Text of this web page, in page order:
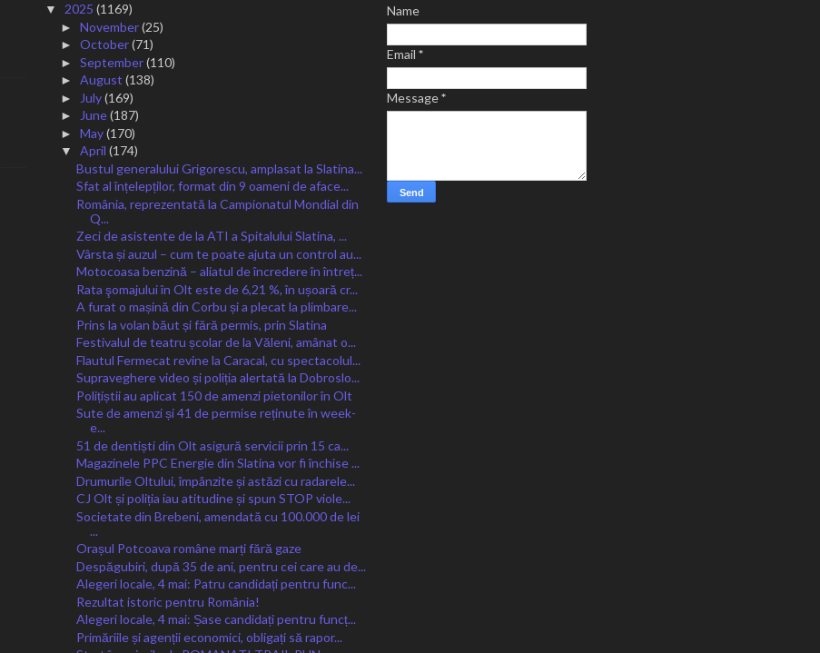
▼ 2025 (1169)
► November(25)
► October(71)
► September(110)
► August (138)
► July(169)
► June(187)
► May(170)
▼ April (174)
Bustul generalului Grigorescu, amplasat la Slatina...
Sfat al înțelepților, format din 9 oameni de aface...
România, reprezentată la Campionatul Mondial din
Q...
Zeci de asistente de la ATI a Spitalului Slatina, ...
Vârsta și auzul – cum te poate ajuta un control au...
Motocoasa benzină – aliatul de încredere în întreț...
Rata şomajului în Olt este de 6,21 %, în ușoară cr...
A furat o mașină din Corbu și a plecat la plimbare...
Prins la volan băut și fără permis, prin Slatina
Festivalul de teatru școlar de la Văleni, amânat o...
Flautul Fermecat revine la Caracal, cu spectacolul...
Supraveghere video și poliția alertată la Dobroslo...
Polițiștii au aplicat 150 de amenzi pietonilor în Olt
Sute de amenzi și 41 de permise reținute în week-
e...
51 de dentiști din Olt asigură servicii prin 15 ca...
Magazinele PPC Energie din Slatina vor fi închise ...
Drumurile Oltului, împânzite și astăzi cu radarele...
CJ Olt și poliția iau atitudine și spun STOP viole...
Societate din Brebeni, amendată cu 100.000 de lei
...
Orașul Potcoava române marți fără gaze
Despăgubiri, după 35 de ani, pentru cei care au de...
Alegeri locale, 4 mai: Patru candidați pentru func...
Rezultat istoric pentru România!
Alegeri locale, 4 mai: Șase candidați pentru funcț...
Primăriile și agenții economici, obligați să rapor...
Name
Email*
Message*